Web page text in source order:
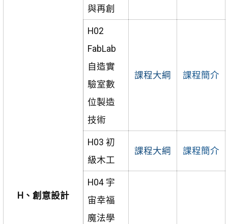
H、創意設計
與再創
H02
FabLab
自造實
驗室數
位製造
技術
課程大綱 課程簡介
H03 初
級木工
課程大綱 課程簡介
H04 宇
宙幸福
魔法學